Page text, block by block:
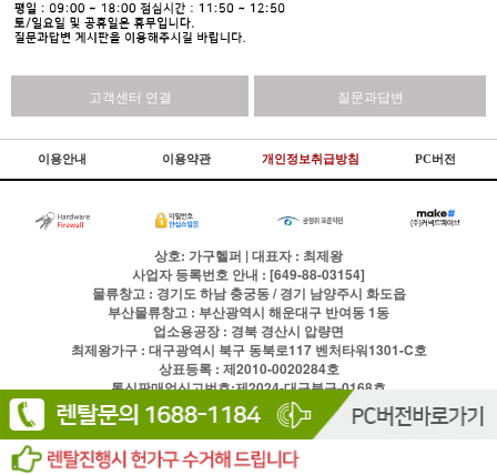
고객센터 연결 질문과답변
이용안내 이용약관 개인정보취급방침 PC버전
상호: 가구헬퍼 | 대표자 : 최제왕
사업자 등록번호 안내 : [649-88-03154]
물류창고 : 경기도 하남 충궁동 / 경기 남양주시 화도읍
부산물류창고 : 부산광역시 해운대구 반여동 1동
업소용공장 : 경북 경산시 압량면
최제왕가구 : 대구광역시 북구 동북로117 벤처타워1301-C호
상표등록 : 제2010-0020284호
통신판매업신고번호:제2024-대구북구-0168호
전화1688-1184팩스
이용약관
개인정보처리방침
Copyright © 주식회사 현실글로벌 All rights reserved.